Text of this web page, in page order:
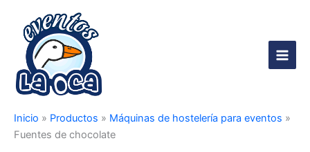
contenido
Main
Inicio » Productos » Máquinas de hostelería para eventos »
Fuentes de chocolate